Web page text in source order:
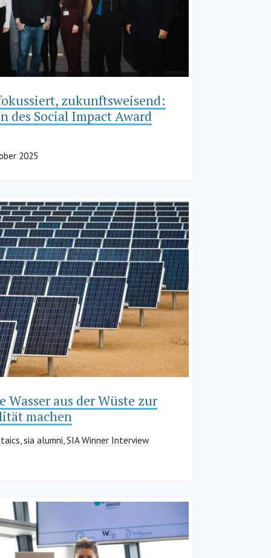
zukunftsweisend:
des Social Impact Award
2025
Wasser aus der Wüste zur
machen
,sia alumni,SIA Winner Interview